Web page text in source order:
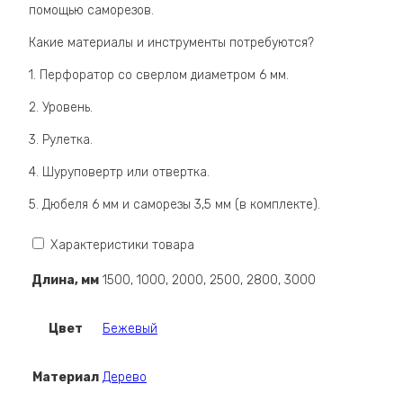
помощью саморезов.
Какие материалы и инструменты потребуются?
1. Перфоратор со сверлом диаметром 6 мм.
2. Уровень.
3. Рулетка.
4. Шуруповертр или отвертка.
5. Дюбеля 6 мм и саморезы 3,5 мм (в комплекте).
Характеристики товара
Длина, мм 1500, 1000, 2000, 2500, 2800, 3000
Цвет Бежевый
Материал Дерево